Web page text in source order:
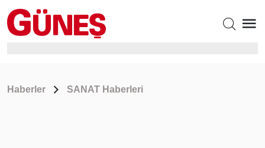
Haberler SANAT Haberleri